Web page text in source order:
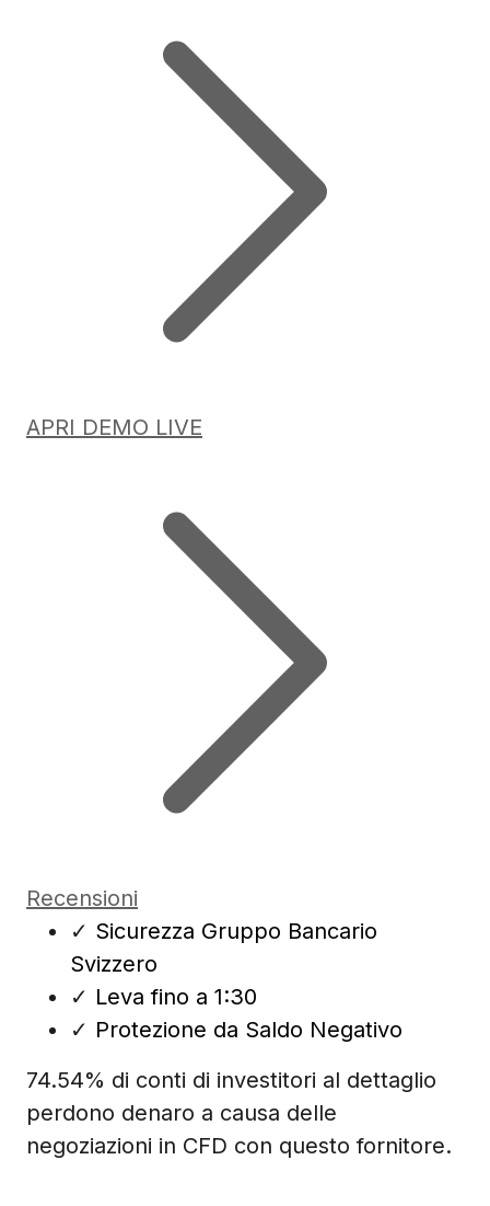
APRI DEMO LIVE
Recensioni
✓ Sicurezza Gruppo Bancario
Svizzero
✓ Leva fino a 1:30
✓ Protezione da Saldo Negativo
74.54% di conti di investitori al dettaglio
perdono denaro a causa delle
negoziazioni in CFD con questo fornitore.